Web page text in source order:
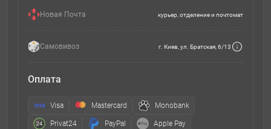
Новая Почта курьер, отделение и почтомат
Самовивоз г. Киев, ул. Братская, 6/13
Оплата
Visa Mastercard Monobank
Privat24 PayPal Apple Pay